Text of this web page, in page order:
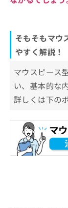
そもそもマウ
やすく解説！
マウスピース
い、基本的な
詳しくは下の